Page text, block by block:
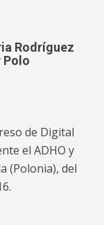
Rodríguez
Polo
de Digital
el ADHO y
(Polonia), del